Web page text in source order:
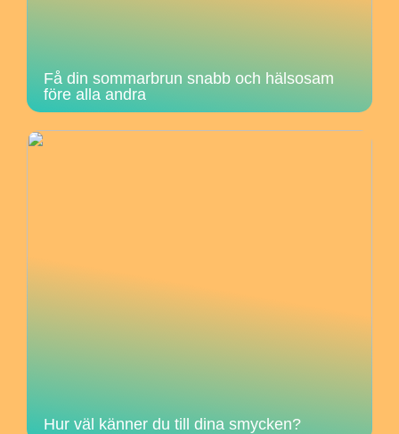
Få din sommarbrun snabb och hälsosam
före alla andra
Hur väl känner du till dina smycken?